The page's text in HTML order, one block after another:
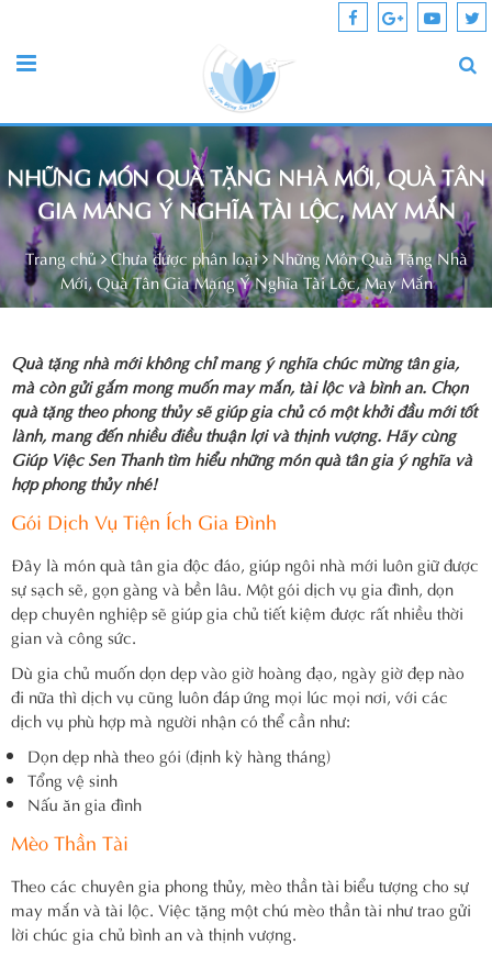
NHỮNG MÓN QUÀ TẶNG NHÀ MỚI, QUÀ TÂN
GIA MANG Ý NGHĨA TÀI LỘC, MAY MẮN
Trang chủ Chưa được phân loại
Những Món Quà Tặng Nhà
Mới, Quà Tân Gia Mang Ý Nghĩa Tài Lộc, May Mắn
Quà tặng nhà mới không chỉ mang ý nghĩa chúc mừng tân gia,
mà còn gửi gắm mong muốn may mắn, tài lộc và bình an. Chọn
quà tặng theo phong thủy sẽ giúp gia chủ có một khởi đầu mới tốt
lành, mang đến nhiều điều thuận lợi và thịnh vượng. Hãy cùng
Giúp Việc Sen Thanh tìm hiểu những món quà tân gia ý nghĩa và
hợp phong thủy nhé!
Gói Dịch Vụ Tiện Ích Gia Đình
Đây là món quà tân gia độc đáo, giúp ngôi nhà mới luôn giữ được
sự sạch sẽ, gọn gàng và bền lâu. Một gói dịch vụ gia đình, dọn
dẹp chuyên nghiệp sẽ giúp gia chủ tiết kiệm được rất nhiều thời
gian và công sức.
Dù gia chủ muốn dọn dẹp vào giờ hoàng đạo, ngày giờ đẹp nào
đi nữa thì dịch vụ cũng luôn đáp ứng mọi lúc mọi nơi, với các
dịch vụ phù hợp mà người nhận có thể cần như:
Dọn dẹp nhà theo gói (định kỳ hàng tháng)
Tổng vệ sinh
Nấu ăn gia đình
Mèo Thần Tài
Theo các chuyên gia phong thủy, mèo thần tài biểu tượng cho sự
may mắn và tài lộc. Việc tặng một chú mèo thần tài như trao gửi
lời chúc gia chủ bình an và thịnh vượng.